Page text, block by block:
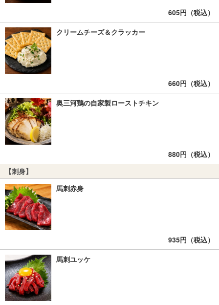
605円（税込）
クリームチーズ＆クラッカー
660円（税込）
奥三河鶏の自家製ローストチキン
880円（税込）
【刺身】
馬刺赤身
935円（税込）
馬刺ユッケ